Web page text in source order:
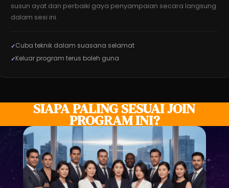
susun ayat dan perbaiki gaya penyampaian secara langsung
dalam sesi ini.
Cuba teknik dalam suasana selamat
Keluar program terus boleh guna
SIAPA PALING SESUAI JOIN
PROGRAM INI?